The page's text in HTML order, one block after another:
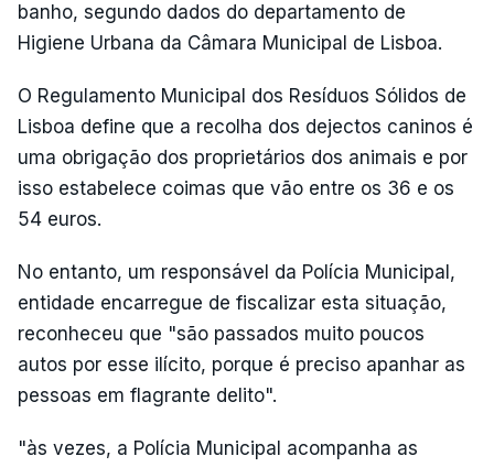
banho, segundo dados do departamento de
Higiene Urbana da Câmara Municipal de Lisboa.
O Regulamento Municipal dos Resíduos Sólidos de
Lisboa define que a recolha dos dejectos caninos é
uma obrigação dos proprietários dos animais e por
isso estabelece coimas que vão entre os 36 e os
54 euros.
No entanto, um responsável da Polícia Municipal,
entidade encarregue de fiscalizar esta situação,
reconheceu que "são passados muito poucos
autos por esse ilícito, porque é preciso apanhar as
pessoas em flagrante delito".
"às vezes, a Polícia Municipal acompanha as